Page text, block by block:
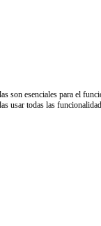
son esenciales para el
usar todas las